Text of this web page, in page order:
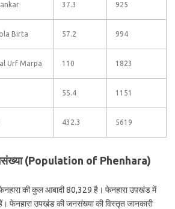
37.3 925
Birta 57.2 994
Urf Marpa 110 1823
55.4 1151
432.3 5619
(Population of Phenhara)
की कुल आबादी 80,329 है। फेनहारा उपखंड में
फेनहारा उपखंड की जनसंख्या की विस्तृत जानकारी